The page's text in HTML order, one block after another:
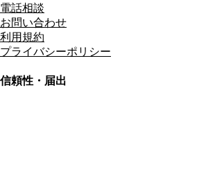
電話相談
お問い合わせ
利用規約
プライバシーポリシー
信頼性・届出